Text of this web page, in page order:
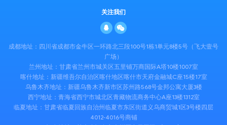
关注我们
成都地址：四川省成都市金牛区一环路北三段100号1栋1单元8楼5号（飞大壹号
广场）
兰州地址：甘肃省兰州市城关区五里铺万商国际A塔10楼1007室
喀什地址：新疆维吾尔自治区喀什地区喀什市天府金融城C座15楼17室
乌鲁木齐地址：新疆乌鲁木齐新市区苏州路568号金邦公寓大厦3楼
西宁地址：青海省西宁市城北区青藏物流商务中心A座13楼1312室
临夏地址：甘肃省临夏回族自治州临夏市东区街道义乌商贸城1区3号楼四层
4012-4016号商铺